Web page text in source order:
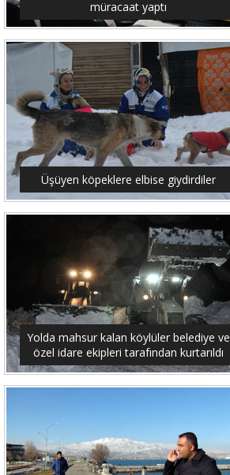
müracaat yaptı
Üşüyen köpeklere elbise giydirdiler
Yolda mahsur kalan köylüler belediye ve
özel idare ekipleri tarafından kurtarıldı